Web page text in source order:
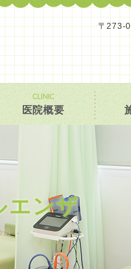
〒273-
CLINIC
医院概要
エンザ